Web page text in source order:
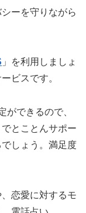
ーを守りながら
」を利用しましょ
ビスです。
ができるので、
とことんサポー
しょう。 満足度
恋愛に対するモ